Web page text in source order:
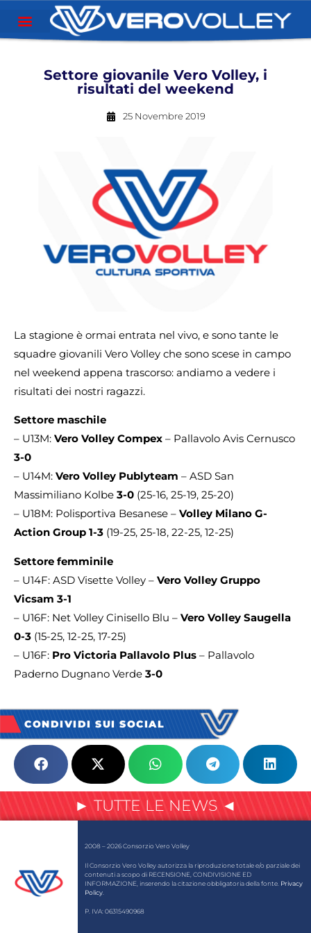
Settore giovanile Vero Volley, i
risultati del weekend
25 Novembre 2019
La stagione è ormai entrata nel vivo, e sono tante le
squadre giovanili Vero Volley che sono scese in campo
nel weekend appena trascorso: andiamo a vedere i
risultati dei nostri ragazzi.
Settore maschile
– U13M: Vero Volley Compex – Pallavolo Avis Cernusco
3-0
– U14M: Vero Volley Publyteam – ASD San
Massimiliano Kolbe 3-0 (25-16, 25-19, 25-20)
– U18M: Polisportiva Besanese – Volley Milano G-
Action Group 1-3 (19-25, 25-18, 22-25, 12-25)
Settore femminile
– U14F: ASD Visette Volley – Vero Volley Gruppo
Vicsam 3-1
– U16F: Net Volley Cinisello Blu – Vero Volley Saugella
0-3 (15-25, 12-25, 17-25)
– U16F: Pro Victoria Pallavolo Plus – Pallavolo
Paderno Dugnano Verde 3-0
CONDIVIDI SUI SOCIAL
► TUTTE LE NEWS ◄
2008 – 2026 Consorzio Vero Volley
Il Consorzio Vero Volley autorizza la riproduzione totale e/o parziale dei
contenuti a scopo di RECENSIONE, CONDIVISIONE ED
INFORMAZIONE, inserendo la citazione obbligatoria della fonte. Privacy
Policy
P. IVA: 06315490968